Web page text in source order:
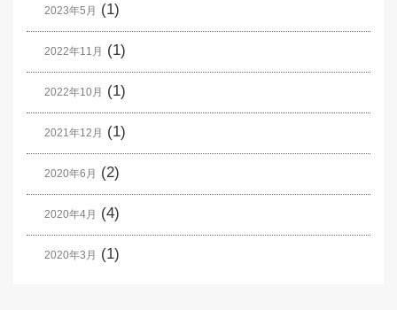
2023年5月 (1)
2022年11月 (1)
2022年10月 (1)
2021年12月 (1)
2020年6月 (2)
2020年4月 (4)
2020年3月 (1)